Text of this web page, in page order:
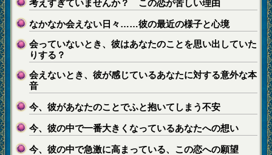
考えすぎていませんか？ この恋が苦しい理由
なかなか会えない日々……彼の最近の様子と心境
会っていないとき、彼はあなたのことを思い出していた
りする？
会えないとき、彼が感じているあなたに対する意外な本
音
今、彼があなたのことでふと抱いてしまう不安
今、彼の中で一番大きくなっているあなたへの想い
今、彼の中で急激に高まっている、この恋への願望